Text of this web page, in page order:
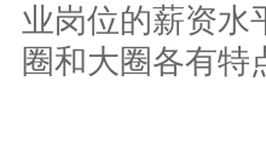
业岗位的薪资水
圈和大圈各有特